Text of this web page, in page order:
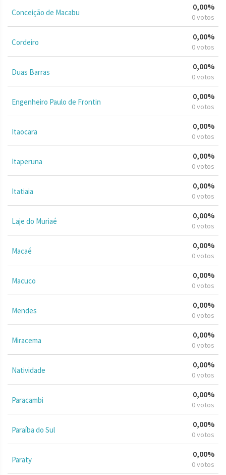
Conceição de Macabu
0,00%
0 votos
Cordeiro
0,00%
0 votos
Duas Barras
0,00%
0 votos
Engenheiro Paulo de Frontin
0,00%
0 votos
Itaocara
0,00%
0 votos
Itaperuna
0,00%
0 votos
Itatiaia
0,00%
0 votos
Laje do Muriaé
0,00%
0 votos
Macaé
0,00%
0 votos
Macuco
0,00%
0 votos
Mendes
0,00%
0 votos
Miracema
0,00%
0 votos
Natividade
0,00%
0 votos
Paracambi
0,00%
0 votos
Paraíba do Sul
0,00%
0 votos
Paraty
0,00%
0 votos